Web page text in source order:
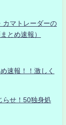
マトレーダーの
とめ速報）
速報！！激しく
らせ！50独身処